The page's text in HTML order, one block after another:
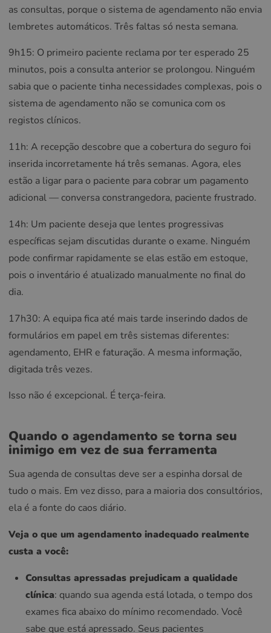
as consultas, porque o sistema de agendamento não envia
lembretes automáticos. Três faltas só nesta semana.
9h15: O primeiro paciente reclama por ter esperado 25
minutos, pois a consulta anterior se prolongou. Ninguém
sabia que o paciente tinha necessidades complexas, pois o
sistema de agendamento não se comunica com os
registos clínicos.
11h: A recepção descobre que a cobertura do seguro foi
inserida incorretamente há três semanas. Agora, eles
estão a ligar para o paciente para cobrar um pagamento
adicional — conversa constrangedora, paciente frustrado.
14h: Um paciente deseja que lentes progressivas
específicas sejam discutidas durante o exame. Ninguém
pode confirmar rapidamente se elas estão em estoque,
pois o inventário é atualizado manualmente no final do
dia.
17h30: A equipa fica até mais tarde inserindo dados de
formulários em papel em três sistemas diferentes:
agendamento, EHR e faturação. A mesma informação,
digitada três vezes.
Isso não é excepcional. É terça-feira.
Quando o agendamento se torna seu
inimigo em vez de sua ferramenta
Sua agenda de consultas deve ser a espinha dorsal de
tudo o mais. Em vez disso, para a maioria dos consultórios,
ela é a fonte do caos diário.
Veja o que um agendamento inadequado realmente
custa a você:
Consultas apressadas prejudicam a qualidade
clínica: quando sua agenda está lotada, o tempo dos
exames fica abaixo do mínimo recomendado. Você
sabe que está apressado. Seus pacientes